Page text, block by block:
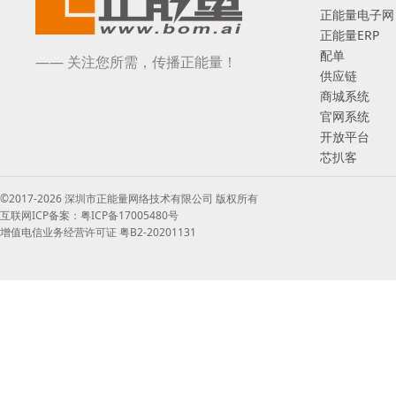
—— 关注您所需，传播正能量！
正能量电子网
正能量ERP
配单
供应链
商城系统
官网系统
开放平台
芯扒客
©2017-2026 深圳市正能量网络技术有限公司 版权所有
互联网ICP备案：粤ICP备17005480号
增值电信业务经营许可证 粤B2-20201131